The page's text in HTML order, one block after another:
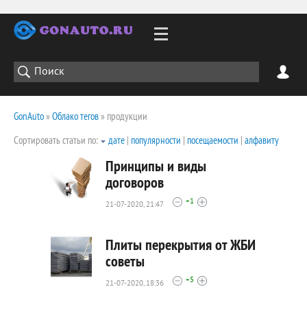
GonAuto» Облако тегов» продукции
Сортировать статьи по:
дате | популярности | посещаемости | алфавиту
Принципы и виды
договоров
21-07-2020, 21:47 +1
Плиты перекрытия от ЖБИ
советы
21-07-2020, 18:36 +5